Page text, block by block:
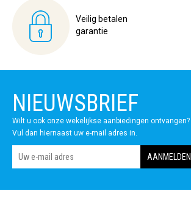
Veilig betalen
garantie
NIEUWSBRIEF
Wilt u ook onze wekelijkse aanbiedingen ontvangen?
Vul dan hiernaast uw e-mail adres in.